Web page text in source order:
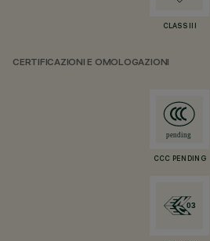
CLASS III
CERTIFICAZIONI E OMOLOGAZIONI
CCC PENDING